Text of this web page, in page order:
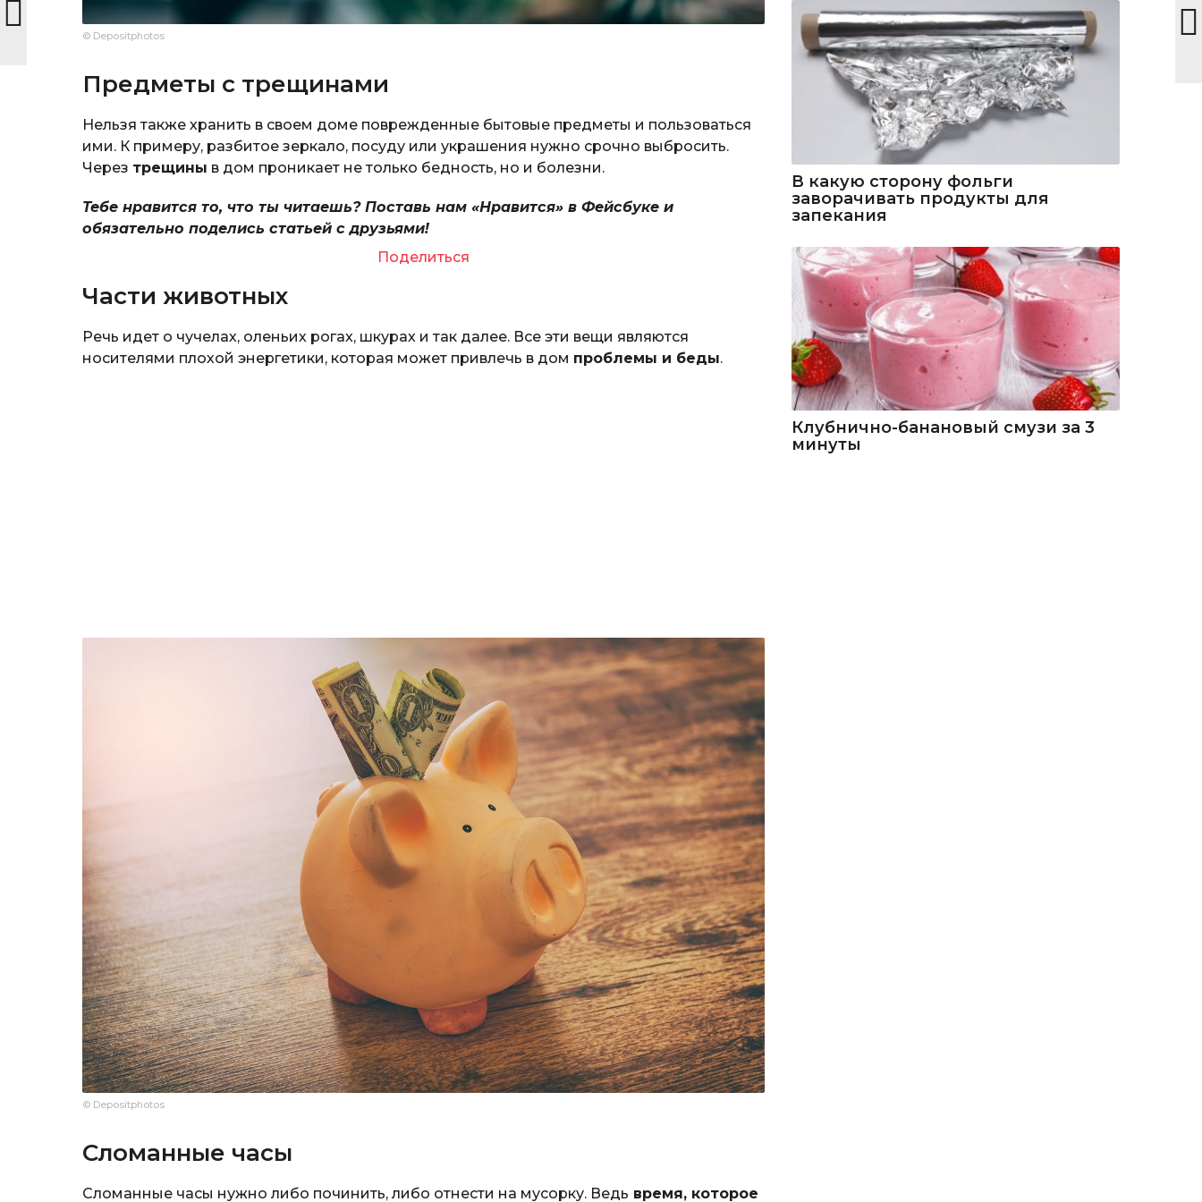
© Depositphotos
Предметы с трещинами
Нельзя также хранить в своем доме поврежденные бытовые предметы и пользоваться
ими. К примеру, разбитое зеркало, посуду или украшения нужно срочно выбросить.
Через трещины в дом проникает не только бедность, но и болезни.
Тебе нравится то, что ты читаешь? Поставь нам «Нравится» в Фейсбуке и
обязательно поделись статьей с друзьями!
Поделиться
Части животных
Речь идет о чучелах, оленьих рогах, шкурах и так далее. Все эти вещи являются
носителями плохой энергетики, которая может привлечь в дом проблемы и беды.
© Depositphotos
Сломанные часы
Сломанные часы нужно либо починить, либо отнести на мусорку. Ведь время, которое
В какую сторону фольги
заворачивать продукты для
запекания
Клубнично-банановый смузи за 3
минуты